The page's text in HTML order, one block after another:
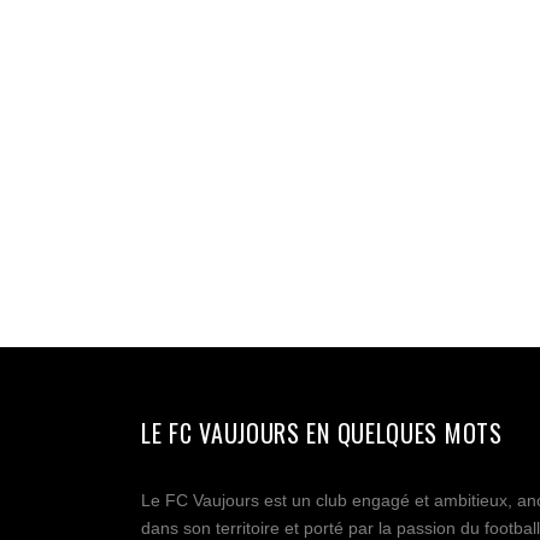
LE FC VAUJOURS EN QUELQUES MOTS
Le FC Vaujours est un club engagé et ambitieux,
dans son territoire et porté par la passion du football.